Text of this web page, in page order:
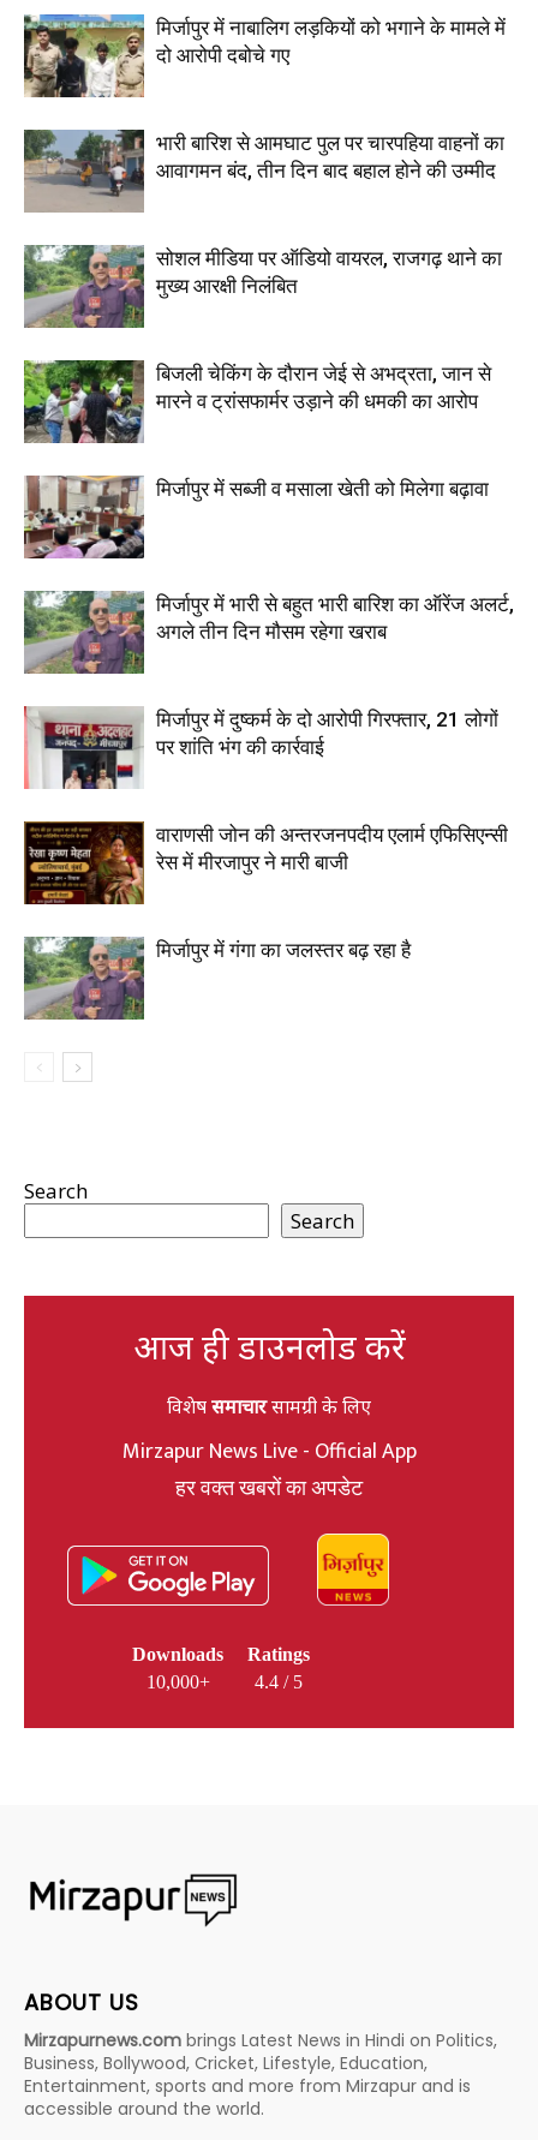
मिर्जापुर में नाबालिग लड़कियों को भगाने के मामले में
दो आरोपी दबोचे गए
भारी बारिश से आमघाट पुल पर चारपहिया वाहनों का
आवागमन बंद, तीन दिन बाद बहाल होने की उम्मीद
सोशल मीडिया पर ऑडियो वायरल, राजगढ़ थाने का
मुख्य आरक्षी निलंबित
बिजली चेकिंग के दौरान जेई से अभद्रता, जान से
मारने व ट्रांसफार्मर उड़ाने की धमकी का आरोप
मिर्जापुर में सब्जी व मसाला खेती को मिलेगा बढ़ावा
मिर्जापुर में भारी से बहुत भारी बारिश का ऑरेंज अलर्ट,
अगले तीन दिन मौसम रहेगा खराब
मिर्जापुर में दुष्कर्म के दो आरोपी गिरफ्तार, 21 लोगों
पर शांति भंग की कार्रवाई
वाराणसी जोन की अन्तरजनपदीय एलार्म एफिसिएन्सी
रेस में मीरजापुर ने मारी बाजी
मिर्जापुर में गंगा का जलस्तर बढ़ रहा है
Search
Search
आज ही डाउनलोड करें
विशेषसमाचारसामग्री के लिए
Mirzapur News Live - Official App
हर वक्त खबरों का अपडेट
Downloads
10,000+
Ratings
4.4 / 5
ABOUT US
Mirzapurnews.com brings Latest News in Hindi on Politics,
Business, Bollywood, Cricket, Lifestyle, Education,
Entertainment, sports and more from Mirzapur and is
accessible around the world.